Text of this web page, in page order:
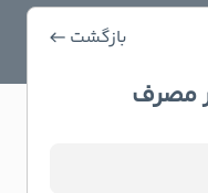
بازگشت
مصرف